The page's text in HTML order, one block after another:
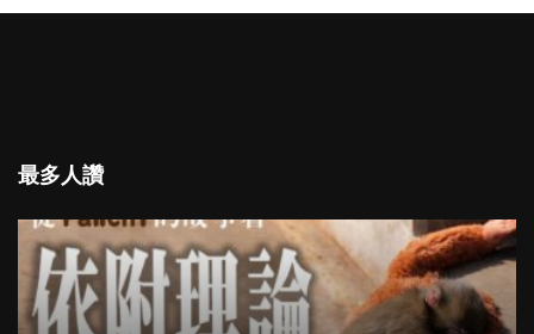
最多人讚